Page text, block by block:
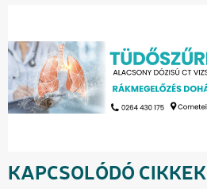
KAPCSOLÓDÓ CIKKEK